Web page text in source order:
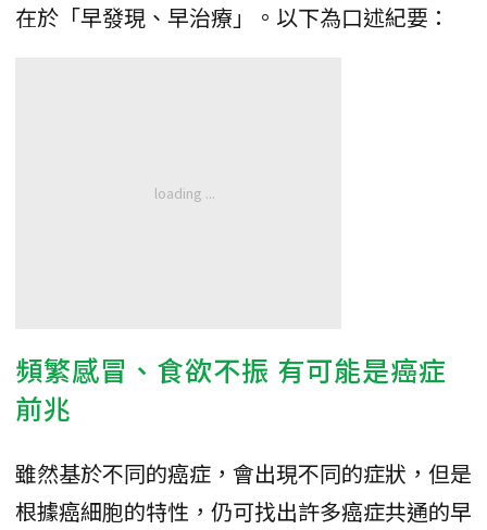
在於「早發現、早治療」。以下為口述紀要：
頻繁感冒、食欲不振 有可能是癌症
前兆
雖然基於不同的癌症，會出現不同的症狀，但是
根據癌細胞的特性，仍可找出許多癌症共通的早